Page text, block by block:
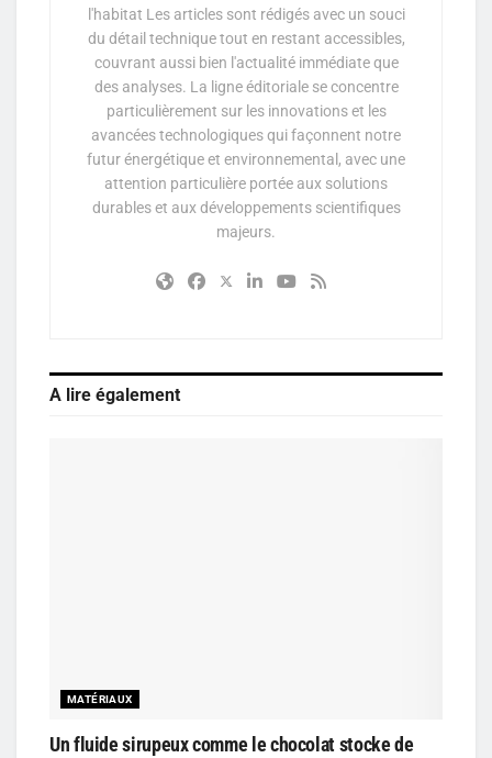
l'habitat Les articles sont rédigés avec un souci
du détail technique tout en restant accessibles,
couvrant aussi bien l'actualité immédiate que
des analyses. La ligne éditoriale se concentre
particulièrement sur les innovations et les
avancées technologiques qui façonnent notre
futur énergétique et environnemental, avec une
attention particulière portée aux solutions
durables et aux développements scientifiques
majeurs.
A lire également
MATÉRIAUX
Un fluide sirupeux comme le chocolat stocke de